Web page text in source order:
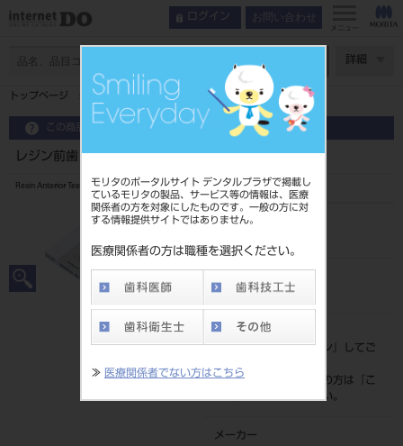
モリタのポータルサイト デンタルプラザで掲載し
ているモリタの製品、サービス等の情報は、医療
関係者の方を対象にしたものです。一般の方に対
する情報提供サイトではありません。
医療関係者の方は職種を選択ください。
≫ 医療関係者でない方はこちら
ログイン お問い合わせ
メニュー
詳細
トップページ レジン前歯 6歯 4 425
この商品に関するお問い合わせ
レジン前歯 6歯 4 425
Resin Anterior Teeth
品目コード
4548162006943
標準価格
価格の確認は『ログイン
』してご
ネット会員登録がまだの方は『
こ
ちら』より登録ください。
メーカー